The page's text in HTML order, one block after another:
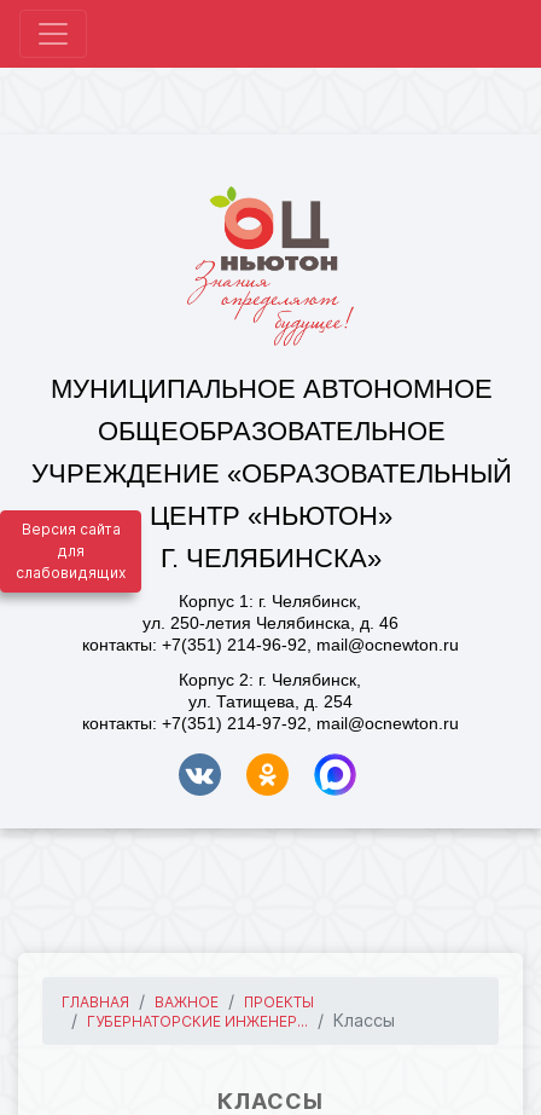
Версия сайта
для
слабовидящих
Корпус 1: г. Челябинск,
ул. 250-летия Челябинска, д. 46
Корпус 2: г. Челябинск,
контакты: +7(351) 214-97-92, mail@ocnewton.ru
МУНИЦИПАЛЬНОЕ АВТОНОМНОЕ
ОБЩЕОБРАЗОВАТЕЛЬНОЕ
УЧРЕЖДЕНИЕ «ОБРАЗОВАТЕЛЬНЫЙ
Г. ЧЕЛЯБИНСКА»
ГЛАВНАЯ ВАЖНОЕ
ПРОЕКТЫ
ГУБЕРНАТОРСКИЕ ИНЖЕНЕР...
Классы
КЛАССЫ